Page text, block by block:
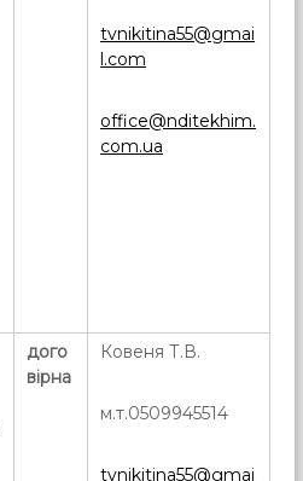
tvnikitina55@gmai
l.com
office@nditekhim.
com.ua
дого
вірна
Ковеня Т.В.
м.т.0509945514
tvnikitina55@gmai